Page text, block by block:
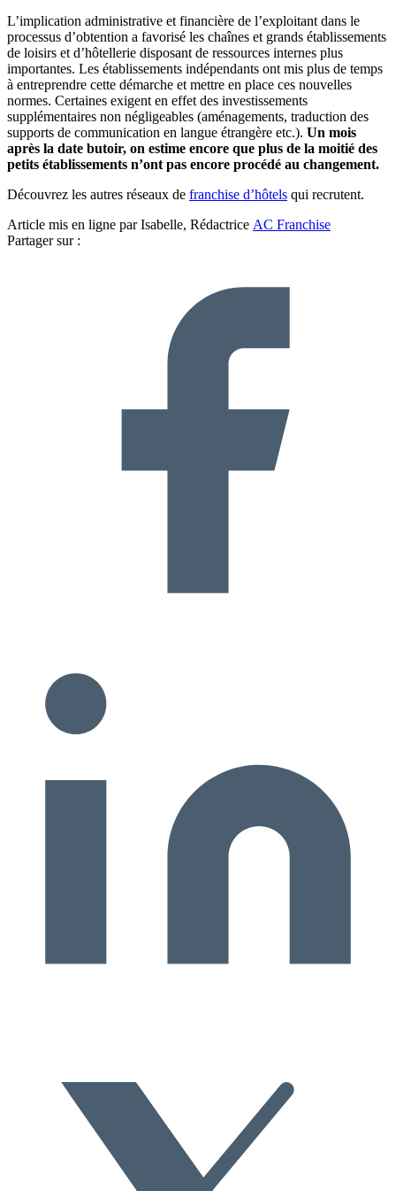
L’implication administrative et financière de l’exploitant dans le
processus d’obtention a favorisé les chaînes et grands établissements
de loisirs et d’hôtellerie disposant de ressources internes plus
importantes. Les établissements indépendants ont mis plus de temps
à entreprendre cette démarche et mettre en place ces nouvelles
normes. Certaines exigent en effet des investissements
supplémentaires non négligeables (aménagements, traduction des
supports de communication en langue étrangère etc.). Un mois
après la date butoir, on estime encore que plus de la moitié des
petits établissements n’ont pas encore procédé au changement.
Découvrez les autres réseaux de franchise d’hôtels qui recrutent.
Article mis en ligne par Isabelle, Rédactrice AC Franchise
Partager sur :